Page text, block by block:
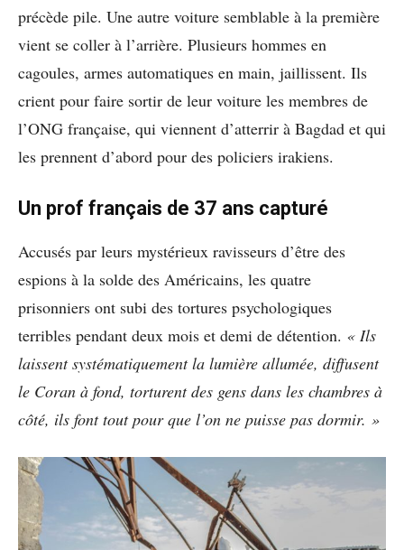
précède pile. Une autre voiture semblable à la première
vient se coller à l’arrière. Plusieurs hommes en
cagoules, armes automatiques en main, jaillissent. Ils
crient pour faire sortir de leur voiture les membres de
l’ONG française, qui viennent d’atterrir à Bagdad et qui
les prennent d’abord pour des policiers irakiens.
Un prof français de 37 ans capturé
Accusés par leurs mystérieux ravisseurs d’être des
espions à la solde des Américains, les quatre
prisonniers ont subi des tortures psychologiques
terribles pendant deux mois et demi de détention. « Ils
laissent systématiquement la lumière allumée, diffusent
le Coran à fond, torturent des gens dans les chambres à
côté, ils font tout pour que l’on ne puisse pas dormir. »